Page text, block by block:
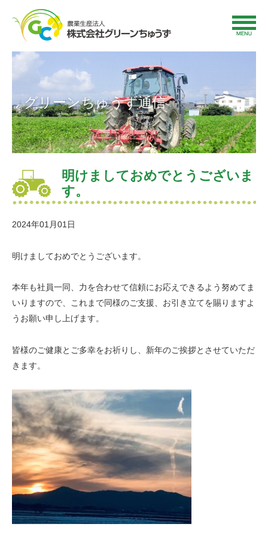
グリーンちゅうず通信
明けましておめでとうございま
す。
2024年01月01日
明けましておめでとうございます。
本年も社員一同、力を合わせて信頼にお応えできるよう努めてま
いりますので、これまで同様のご支援、お引き立てを賜りますよ
うお願い申し上げます。
皆様のご健康とご多幸をお祈りし、新年のご挨拶とさせていただ
きます。